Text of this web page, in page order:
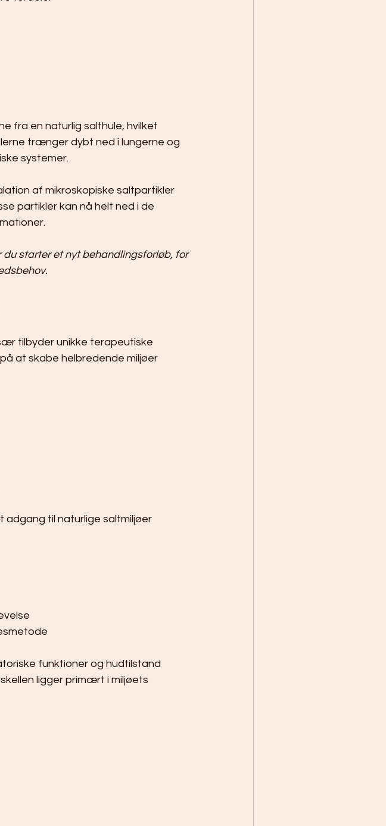
fra en naturlig salthule, hvilket
trænger dybt ned i lungerne og
systemer.
af mikroskopiske saltpartikler
partikler kan nå helt ned i de
starter et nyt behandlingsforløb, for
tilbyder unikke terapeutiske
at skabe helbredende miljøer
til naturlige saltmiljøer
funktioner og hudtilstand
ligger primært i miljøets